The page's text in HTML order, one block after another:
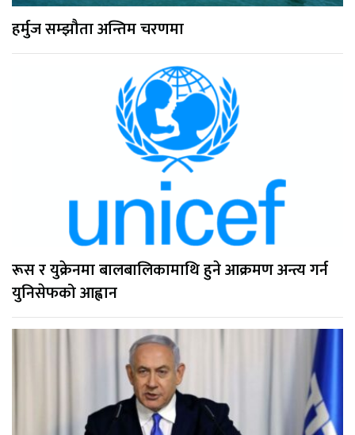
हर्मुज सम्झौता अन्तिम चरणमा
रूस र युक्रेनमा बालबालिकामाथि हुने आक्रमण अन्त्य गर्न
युनिसेफको आह्वान